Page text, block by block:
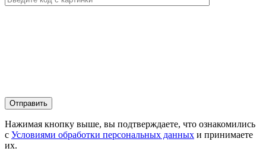
Нажимая кнопку выше, вы подтверждаете, что ознакомились
с Условиями обработки персональных данных и принимаете
их.